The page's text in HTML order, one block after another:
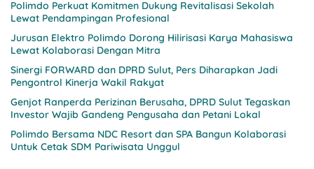
Polimdo Perkuat Komitmen Dukung Revitalisasi Sekolah
Lewat Pendampingan Profesional
Jurusan Elektro Polimdo Dorong Hilirisasi Karya Mahasiswa
Lewat Kolaborasi Dengan Mitra
Sinergi FORWARD dan DPRD Sulut, Pers Diharapkan Jadi
Pengontrol Kinerja Wakil Rakyat
Genjot Ranperda Perizinan Berusaha, DPRD Sulut Tegaskan
Investor Wajib Gandeng Pengusaha dan Petani Lokal
Polimdo Bersama NDC Resort dan SPA Bangun Kolaborasi
Untuk Cetak SDM Pariwisata Unggul